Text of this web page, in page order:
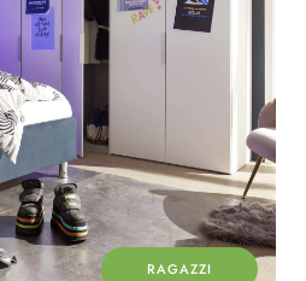
RAGAZZI